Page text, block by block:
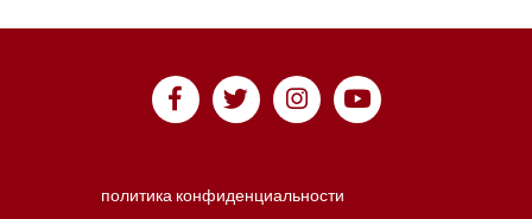
политика конфиденциальности